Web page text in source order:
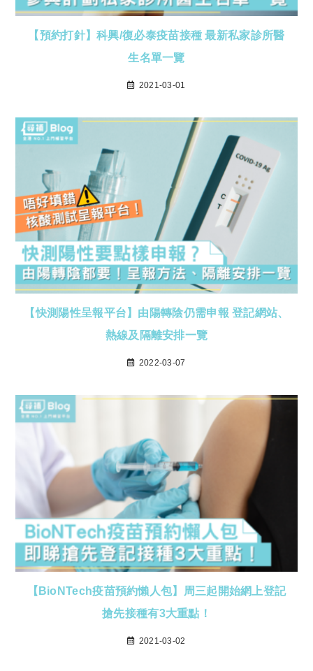
【預約打針】科興/復必泰疫苗接種 最新私家診所醫
生名單一覽
2021-03-01
【快測陽性呈報平台】由陽轉陰仍需申報 登記網站、
熱線及隔離安排一覽
2022-03-07
【BioNTech疫苗預約懶人包】周三起開始網上登記
搶先接種有3大重點！
2021-03-02